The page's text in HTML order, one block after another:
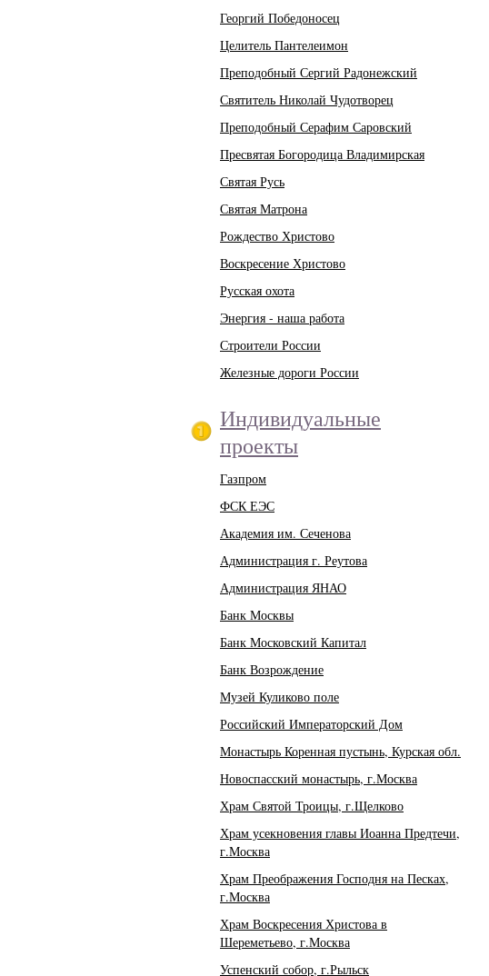
Георгий Победоносец
Целитель Пантелеимон
Преподобный Сергий Радонежский
Святитель Николай Чудотворец
Преподобный Серафим Саровский
Пресвятая Богородица Владимирская
Святая Русь
Святая Матрона
Рождество Христово
Воскресение Христово
Русская охота
Энергия - наша работа
Строители России
Железные дороги России
Индивидуальные
проекты
Газпром
ФСК ЕЭС
Академия им. Сеченова
Администрация г. Реутова
Администрация ЯНАО
Банк Москвы
Банк Московский Капитал
Банк Возрождение
Музей Куликово поле
Российский Императорский Дом
Монастырь Коренная пустынь, Курская обл.
Новоспасский монастырь, г.Москва
Храм Святой Троицы, г.Щелково
Храм усекновения главы Иоанна Предтечи,
г.Москва
Храм Преображения Господня на Песках,
г.Москва
Храм Воскресения Христова в
Шереметьево, г.Москва
Успенский собор, г.Рыльск